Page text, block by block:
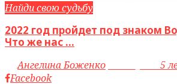
Найди свою судьбу
2022 год пройдет под знаком
Что же нас ...
byАнгелина Боженко
5
Facebook